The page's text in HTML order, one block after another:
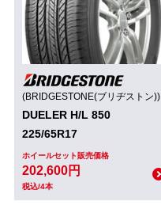
(BRIDGESTONE(ブリヂストン))
DUELER H/L 850
225/65R17
ホイールセット販売価格
202,600円
税込/4本